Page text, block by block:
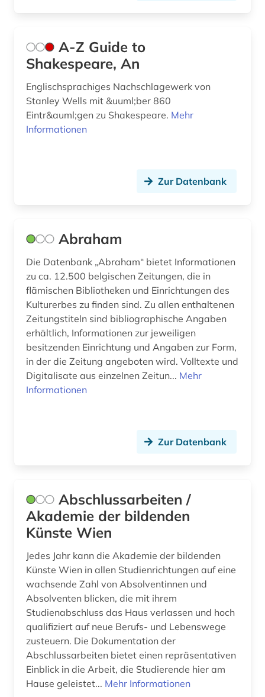
deutschland (ddr) (8)
deutschland <ddr> (1)
deutschland <sowjetische zone> (1)
diplomarbeit (1)
diskriminierung (1)
dissertation (1)
district of columbia (1)
dokumentarfilm (6)
dokumentation (6)
dramatikerin (1)
dramaturgie (1)
drehbuch (3)
dresden (1)
dreyfus-affäre (1)
drittes reich (1)
druck (1)
druckgrafik (1)
A-Z Guide to
Shakespeare, An
Englischsprachiges Nachschlagewerk von
Stanley Wells mit &uuml;ber 860
Eintr&auml;gen zu Shakespeare. Mehr
Informationen
Zur Datenbank
Abraham
Die Datenbank „Abraham“ bietet Informationen
zu ca. 12.500 belgischen Zeitungen, die in
flämischen Bibliotheken und Einrichtungen des
Kulturerbes zu finden sind. Zu allen enthaltenen
Zeitungstiteln sind bibliographische Angaben
erhältlich, Informationen zur jeweiligen
besitzenden Einrichtung und Angaben zur Form,
in der die Zeitung angeboten wird. Volltexte und
Digitalisate aus einzelnen Zeitun... Mehr
Informationen
Zur Datenbank
Abschlussarbeiten /
Akademie der bildenden
Künste Wien
Jedes Jahr kann die Akademie der bildenden
Künste Wien in allen Studienrichtungen auf eine
wachsende Zahl von Absolventinnen und
Absolventen blicken, die mit ihrem
Studienabschluss das Haus verlassen und hoch
qualifiziert auf neue Berufs- und Lebenswege
zusteuern. Die Dokumentation der
Abschlussarbeiten bietet einen repräsentativen
Einblick in die Arbeit, die Studierende hier am
Hause geleistet... Mehr Informationen